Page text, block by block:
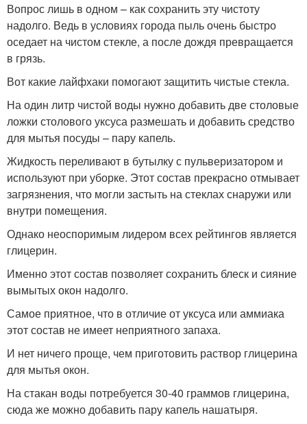
Вопрос лишь в одном – как сохранить эту чистоту
надолго. Ведь в условиях города пыль очень быстро
оседает на чистом стекле, а после дождя превращается
в грязь.
Вот какие лайфхаки помогают защитить чистые стекла.
На один литр чистой воды нужно добавить две столовые
ложки столового уксуса размешать и добавить средство
для мытья посуды – пару капель.
Жидкость переливают в бутылку с пульверизатором и
используют при уборке. Этот состав прекрасно отмывает
загрязнения, что могли застыть на стеклах снаружи или
внутри помещения.
Однако неоспоримым лидером всех рейтингов является
глицерин.
Именно этот состав позволяет сохранить блеск и сияние
вымытых окон надолго.
Самое приятное, что в отличие от уксуса или аммиака
этот состав не имеет неприятного запаха.
И нет ничего проще, чем приготовить раствор глицерина
для мытья окон.
На стакан воды потребуется 30-40 граммов глицерина,
сюда же можно добавить пару капель нашатыря.